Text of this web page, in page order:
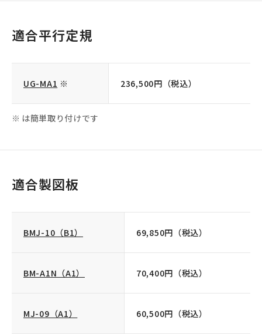
適合平行定規
UG-MA1 ※ 236,500円（税込）
は簡単取り付けです
適合製図板
BMJ-10（B1） 69,850円（税込）
BM-A1N（A1） 70,400円（税込）
MJ-09（A1） 60,500円（税込）